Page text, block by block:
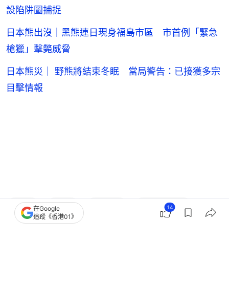
設陷阱圖捕捉
日本熊出沒｜黑熊連日現身福島市區 市首例「緊急
槍獵」擊斃威脅
日本熊災｜ 野熊將結束冬眠 當局警告：已接獲多宗
目擊情報
日本 日本 日本熊出沒
在Google
追蹤《香港01》
14